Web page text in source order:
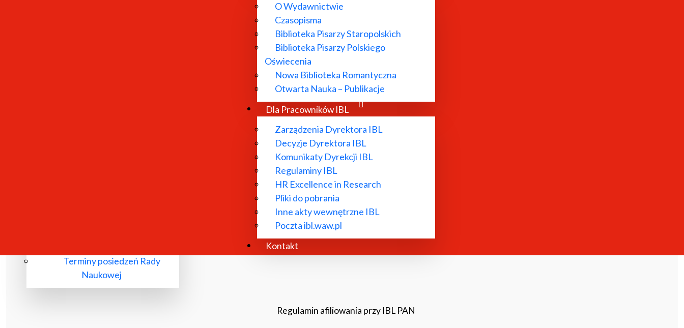
O Wydawnictwie
Czasopisma
Biblioteka Pisarzy Staropolskich
Biblioteka Pisarzy Polskiego
Oświecenia
Nowa Biblioteka Romantyczna
Otwarta Nauka – Publikacje
Dla Pracowników IBL
Zarządzenia Dyrektora IBL
Decyzje Dyrektora IBL
Komunikaty Dyrekcji IBL
Regulaminy IBL
HR Excellence in Research
Pliki do pobrania
Inne akty wewnętrzne IBL
Poczta ibl.waw.pl
Kontakt
O Instytucie
Aktualności
Rada Naukowa
Terminy posiedzeń Rady
Naukowej
Regulamin afiliowania przy IBL PAN